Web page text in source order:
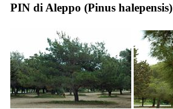
PIN di Aleppo (Pinus halepensis)